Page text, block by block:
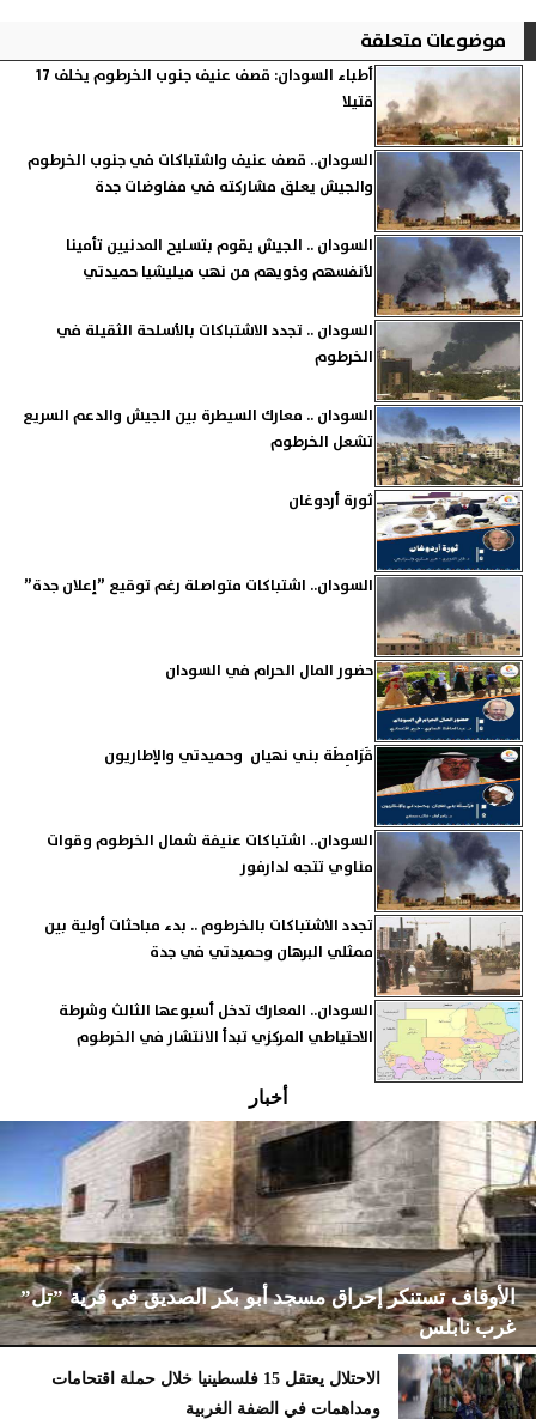
موضوعات متعلقة
أطباء السودان: قصف عنيف جنوب الخرطوم يخلف 17
قتيلا
السودان.. قصف عنيف واشتباكات في جنوب الخرطوم
والجيش يعلق مشاركته في مفاوضات جدة
السودان .. الجيش يقوم بتسليح المدنيين تأمينا
لأنفسهم وذويهم من نهب ميليشيا حميدتي
السودان .. تجدد الاشتباكات بالأسلحة الثقيلة في
الخرطوم
السودان .. معارك السيطرة بين الجيش والدعم السريع
تشعل الخرطوم
ثورة أردوغان
السودان.. اشتباكات متواصلة رغم توقيع ”إعلان جدة”
حضور المال الحرام في السودان
قَرَامِطَة بني نهيان وحميدتي والإطاريون
السودان.. اشتباكات عنيفة شمال الخرطوم وقوات
مناوي تتجه لدارفور
تجدد الاشتباكات بالخرطوم .. بدء مباحثات أولية بين
ممثلي البرهان وحميدتي في جدة
السودان.. المعارك تدخل أسبوعها الثالث وشرطة
الاحتياطي المركزي تبدأ الانتشار في الخرطوم
أخبار
الأوقاف تستنكر إحراق مسجد أبو بكر الصديق في قرية ”تل”
غرب نابلس
الاحتلال يعتقل 15 فلسطينيا خلال حملة اقتحامات
ومداهمات في الضفة الغربية